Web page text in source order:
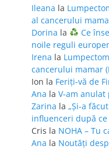
Ileana la
al cancerului
Dorina la
Ce
noile reguli
Irena la
cancerului mamar
Ion la Feriţi-vă de
Ana la V-am
Zarina la „Și-a
influenceri după
Cris la NOHA – Tu
Ana la Noutăți